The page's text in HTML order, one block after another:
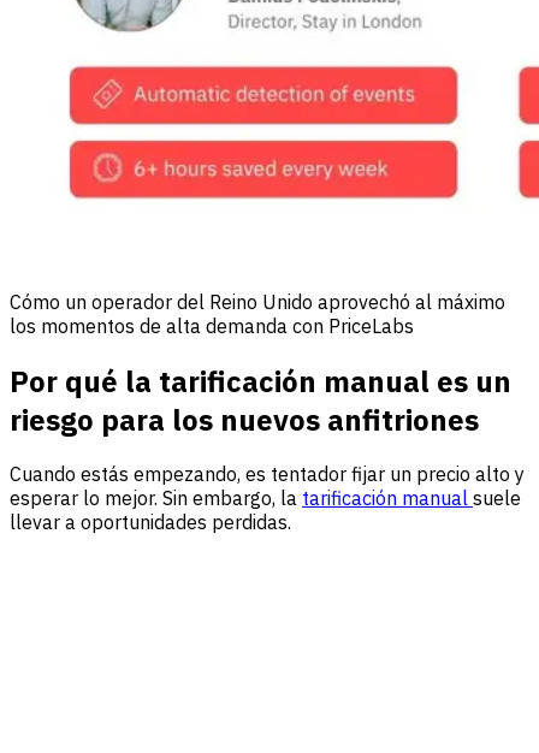
Cómo un operador del Reino Unido aprovechó al máximo
los momentos de alta demanda con PriceLabs
Por qué la tarificación manual es un
riesgo para los nuevos anfitriones
Cuando estás empezando, es tentador fijar un precio alto y
esperar lo mejor. Sin embargo, la tarificación manual suele
llevar a oportunidades perdidas.